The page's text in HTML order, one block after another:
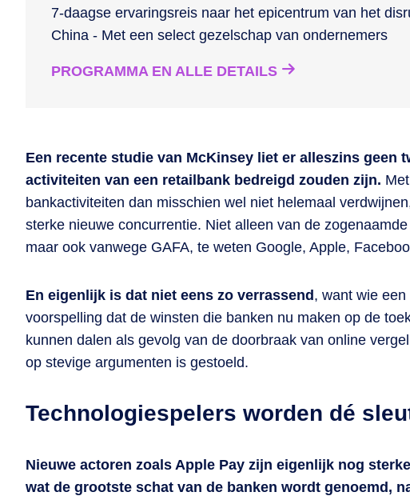
7-daagse ervaringsreis naar het epicentrum van het
China - Met een select gezelschap van ondernemers
PROGRAMMA EN ALLE DETAILS
Een recente studie van McKinsey liet er alleszins geen
activiteiten van een retailbank bedreigd zouden zijn.
bankactiviteiten dan misschien wel niet helemaal
sterke nieuwe concurrentie. Niet alleen van de
maar ook vanwege GAFA, te weten Google, Apple,
En eigenlijk is dat niet eens zo verrassend , want wie
voorspelling dat de winsten die banken nu maken op de
kunnen dalen als gevolg van de doorbraak van online
op stevige argumenten is gestoeld.
Technologiespelers worden dé
Nieuwe actoren zoals Apple Pay zijn eigenlijk nog
wat de grootste schat van de banken wordt genoemd,